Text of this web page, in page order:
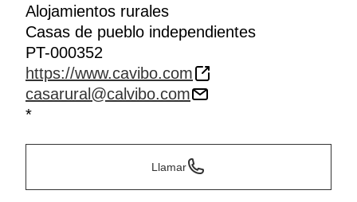
Alojamientos rurales
Casas de pueblo independientes
PT-000352
https://www.cavibo.com
casarural@calvibo.com
*
Llamar